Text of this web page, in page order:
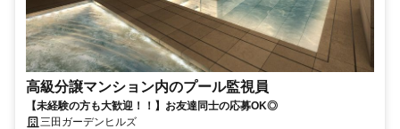
高級分譲マンション内のプール監視員
【未経験の方も大歓迎！！】お友達同士の応募OK◎
三田ガーデンヒルズ